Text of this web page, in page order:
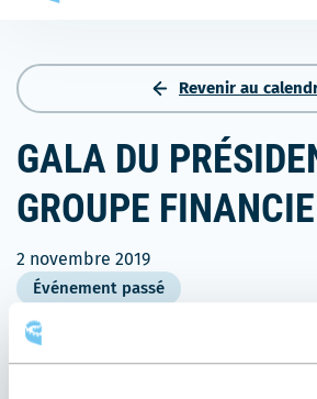
Revenir au
GALA DU
GROUPE
2 novembre 2019
Événement passé
Le 2 novembre 2019, le Centre